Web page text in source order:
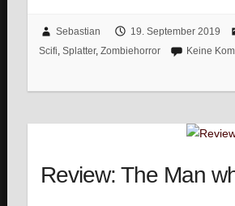
Sebastian 19. September 2019
Scifi, Splatter, Zombiehorror Keine
Review: The Man